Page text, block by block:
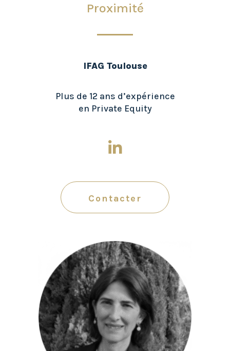
Proximité
IFAG Toulouse
Plus de 12 ans d’expérience
en Private Equity
Contacter